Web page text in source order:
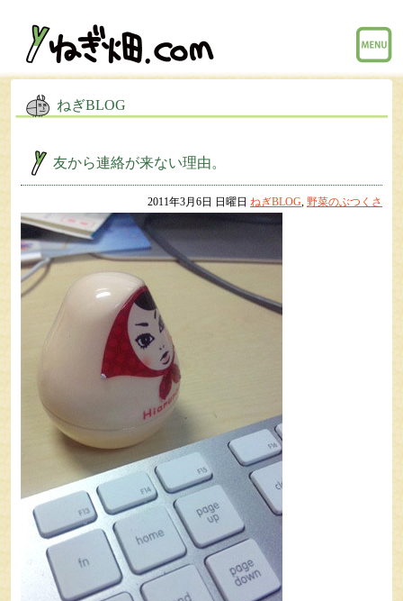
menu
ねぎBLOG
友から連絡が来ない理由。
2011年3月6日 日曜日 ねぎBLOG, 野菜のぶつくさ